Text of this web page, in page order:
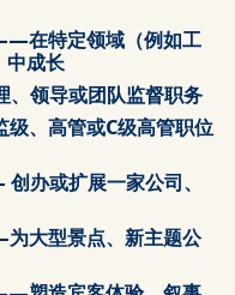
在特定领域（例如工
中成长
领导或团队监督职务
、高管或C级高管职位
办或扩展一家公司、
大型景点、新主题公